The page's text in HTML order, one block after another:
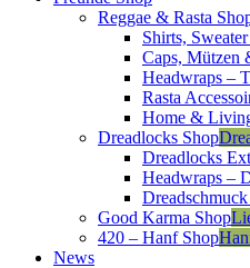
Reggae & Rasta
Shirts,
Caps, Mützen
Headwraps –
Rasta
Home &
Dreadlocks Shop
Dreadlocks
Headwraps –
Good Karma Shop
420 – Hanf Shop
News